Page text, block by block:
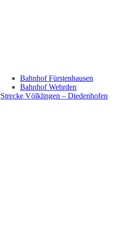
Bahnhof Fürstenhausen
Bahnhof Wehrden
Strecke Völklingen – Diedenhofen